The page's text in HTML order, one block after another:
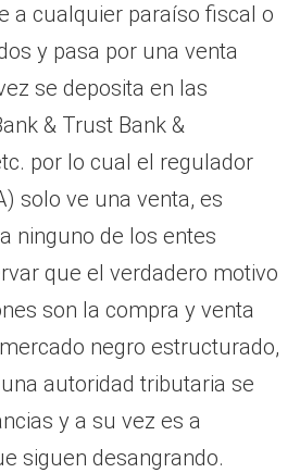
a cualquier paraíso fiscal o
y pasa por una venta
se deposita en las
& Trust Bank &
por lo cual el regulador
solo ve una venta, es
ninguno de los entes
que el verdadero motivo
son la compra y venta
negro estructurado,
autoridad tributaria se
y a su vez es a
siguen desangrando.